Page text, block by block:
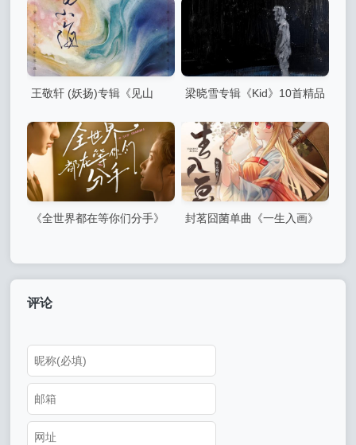
王敬轩 (妖扬)专辑《见山
梁晓雪专辑《Kid》10首精品
《全世界都在等你们分手》
封茗囧菌单曲《一生入画》
评论